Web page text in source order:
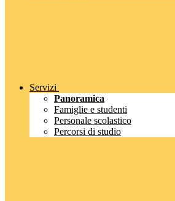
Servizi
Panoramica
Famiglie e studenti
Personale scolastico
Percorsi di studio